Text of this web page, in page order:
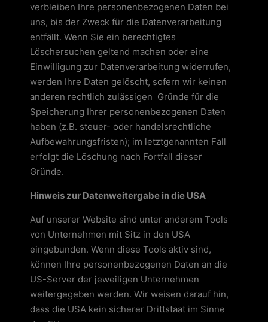
verbleiben Ihre personenbezogenen Daten bei
uns, bis der Zweck für die Datenverarbeitung
entfällt. Wenn Sie ein berechtigtes
Löschersuchen geltend machen oder eine
Einwilligung zur Datenverarbeitung widerrufen,
werden Ihre Daten gelöscht, sofern wir keinen
anderen rechtlich zulässigen Gründe für die
Speicherung Ihrer personenbezogenen Daten
haben (z.B. steuer- oder handelsrechtliche
Aufbewahrungsfristen); im letztgenannten Fall
erfolgt die Löschung nach Fortfall dieser
Gründe.
Hinweis zur Datenweitergabe in die USA
Auf unserer Website sind unter anderem Tools
von Unternehmen mit Sitz in den USA
eingebunden. Wenn diese Tools aktiv sind,
können Ihre personenbezogenen Daten an die
US-Server der jeweiligen Unternehmen
weitergegeben werden. Wir weisen darauf hin,
dass die USA kein sicherer Drittstaat im Sinne